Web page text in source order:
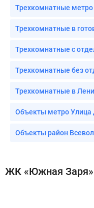
Трехкомнатные
Трехкомнатные в
Трехкомнатные с
Трехкомнатные без
Трехкомнатные в
Объекты метро
Объекты район
ЖК «Южная Заря»